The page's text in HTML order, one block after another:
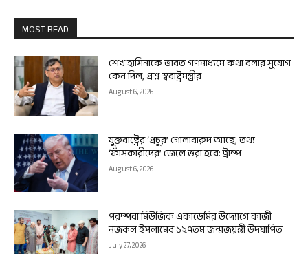
MOST READ
শেখ হাসিনাকে ভারত গণমাধ্যমে কথা বলার সুযোগ
কেন দিল, প্রশ্ন স্বরাষ্ট্রমন্ত্রীর
August 6, 2026
যুক্তরাষ্ট্রের ‘প্রচুর’ গোলাবারুদ আছে, তথ্য
‘ফাঁসকারীদের’ জেলে ভরা হবে: ট্রাম্প
August 6, 2026
পরম্পরা মিউজিক একাডেমির উদ্যোগে কাজী
নজরুল ইসলামের ১২৭তম জন্মজয়ন্তী উদযাপিত
July 27, 2026